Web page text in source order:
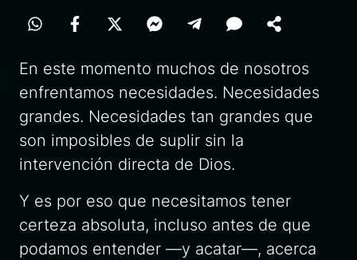
En este momento muchos de nosotros
enfrentamos necesidades. Necesidades
grandes. Necesidades tan grandes que
son imposibles de suplir sin la
intervención directa de Dios.
Y es por eso que necesitamos tener
certeza absoluta, incluso antes de que
podamos entender —y acatar—, acerca